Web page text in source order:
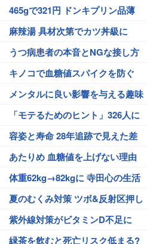
465gで321円 ドンキプリン品薄
麻辣湯 具材次第でカツ丼級に
うつ病患者の本音とNGな接し方
キノコで血糖値スパイクを防ぐ
メンタルに良い影響を与える趣味
「モテるためのヒント」326人に
容姿と寿命 28年追跡で見えた差
あたりめ 血糖値を上げない理由
体重62kg→82kgに 寺田心の生活
夏のむくみ対策 ツボ&反射区押し
紫外線対策がビタミンD不足に
緑茶を飲むと死亡リスク低まる?